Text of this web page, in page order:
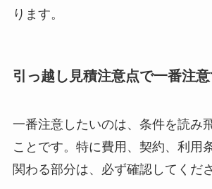
ります。
引っ越し見積注意点で一番注
一番注意したいのは、条件を読み
ことです。特に費用、契約、利用
関わる部分は、必ず確認してくだ